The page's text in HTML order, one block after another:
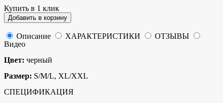
Купить в 1 клик
Добавить в корзину
Описание ХАРАКТЕРИСТИКИ
ОТЗЫВЫ
Видео
Цвет: черный
Размер: S/M/L, XL/XXL
СПЕЦИФИКАЦИЯ